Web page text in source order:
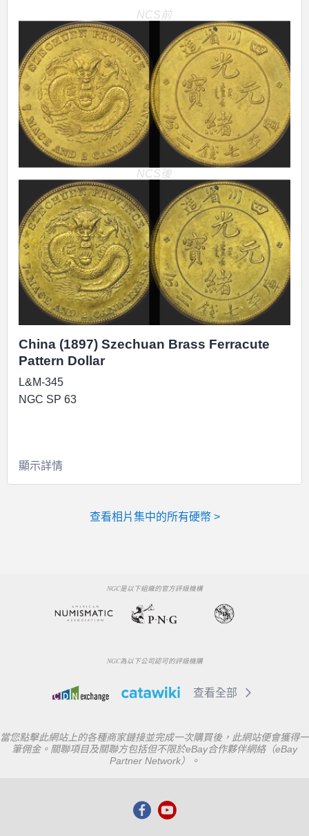
NCS前
NCS後
China (1897) Szechuan Brass Ferracute
Pattern Dollar
L&M-345
NGC SP 63
顯示詳情
查看相片集中的所有硬幣 >
NGC是以下組織的官方評級機構
NGC為以下公司認可的評級機購
查看全部
當您點擊此網站上的各種商家鏈接並完成一次購買後，此網站便會獲得一
筆佣金。關聯項目及關聯方包括但不限於eBay合作夥伴網絡（eBay
Partner Network）。